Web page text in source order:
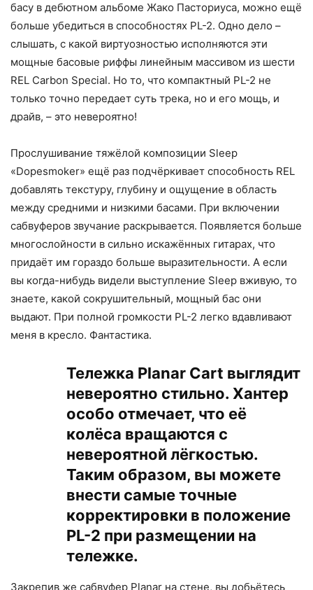
басу в дебютном альбоме Жако Пасториуса, можно ещё
больше убедиться в способностях PL-2. Одно дело –
слышать, с какой виртуозностью исполняются эти
мощные басовые риффы линейным массивом из шести
REL Carbon Special. Но то, что компактный PL-2 не
только точно передает суть трека, но и его мощь, и
драйв, – это невероятно!
Прослушивание тяжёлой композиции Sleep
«Dopesmoker» ещё раз подчёркивает способность REL
добавлять текстуру, глубину и ощущение в область
между средними и низкими басами. При включении
сабвуферов звучание раскрывается. Появляется больше
многослойности в сильно искажённых гитарах, что
придаёт им гораздо больше выразительности. А если
вы когда-нибудь видели выступление Sleep вживую, то
знаете, какой сокрушительный, мощный бас они
выдают. При полной громкости PL-2 легко вдавливают
меня в кресло. Фантастика.
Тележка Planar Cart выглядит
невероятно стильно. Хантер
особо отмечает, что её
колёса вращаются с
невероятной лёгкостью.
Таким образом, вы можете
внести самые точные
корректировки в положение
PL-2 при размещении на
тележке.
Закрепив же сабвуфер Planar на стене, вы добьётесь